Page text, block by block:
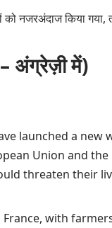
को नजरअंदाज किया
अंग्रेज़ी में)
launched a new
Union and
threaten their
with